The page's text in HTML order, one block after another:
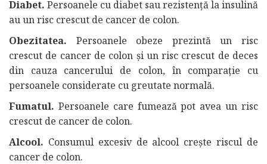
Diabet. Persoanele cu diabet sau rezistență la insulină
au un risc crescut de cancer de colon.
Obezitatea. Persoanele obeze prezintă un risc
crescut de cancer de colon și un risc crescut de deces
din cauza cancerului de colon, în comparație cu
persoanele considerate cu greutate normală.
Fumatul. Persoanele care fumează pot avea un risc
crescut de cancer de colon.
Alcool. Consumul excesiv de alcool crește riscul de
cancer de colon.